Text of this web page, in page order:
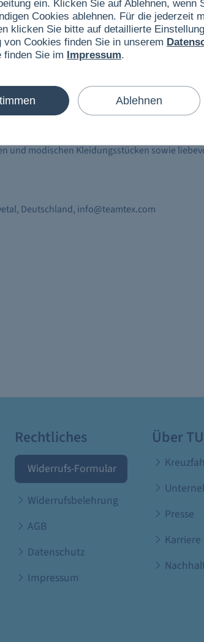
modischen Kleidungsstücken sowie
Deutschland, info@teamtex.com
Rechtliches
Widerrufs-Formular
Widerrufsbelehrung
AGB
Datenschutz
Impressum
Über
Presse
Karriere
ein. Klicken Sie auf Ablehnen, wenn
Cookies ablehnen. Für die jederzeit
klicken Sie bitte auf detaillierte
von Cookies finden Sie in unserem
finden Sie im Impressum.
Ablehnen